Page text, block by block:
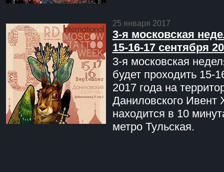
25 января 2017
3-я московская
15-16-17 сентября
3-я московская
будет проходить 15-
2017 года на
Даниловского Ивент
находится в 10
метро Тульская.